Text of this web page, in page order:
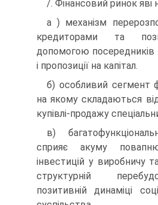
/. Фінансовий ринок яві
а ) механізм
кредиторами та
допомогою посередників
і пропозиції на капітал.
б) особливий сегмент
на якому складаються
купівлі-продажу
в)
сприяє акуму
інвестицій у виробничу
структурній
позитивній динаміці